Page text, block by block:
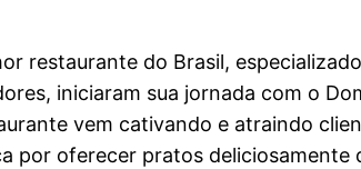
restaurante do Brasil,
iniciaram sua jornada com o
vem cativando e atraindo
por oferecer pratos